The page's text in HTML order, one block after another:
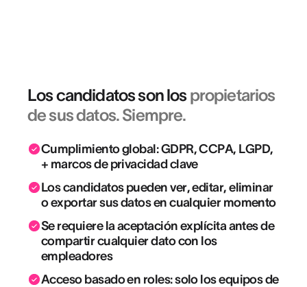
Los candidatos son lospropietarios
de sus datos. Siempre.
Cumplimiento global: GDPR, CCPA, LGPD,
+ marcos de privacidad clave
Los candidatos pueden ver, editar, eliminar
o exportar sus datos en cualquier momento
Se requiere la aceptación explícita antes de
compartir cualquier dato con los
empleadores
Acceso basado en roles: solo los equipos de